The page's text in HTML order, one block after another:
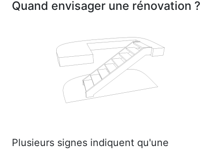
Quand envisager une rénovation ?
Plusieurs signes indiquent qu'une